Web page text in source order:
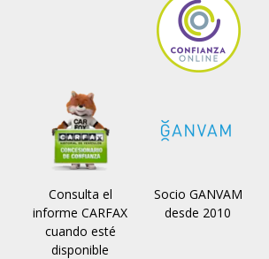
Consulta el
informe CARFAX
cuando esté
disponible
Socio GANVAM
desde 2010